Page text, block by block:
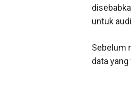
untuk
Sebelum
data